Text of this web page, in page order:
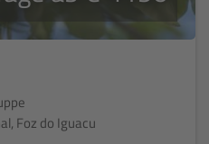
Foz do Iguacu